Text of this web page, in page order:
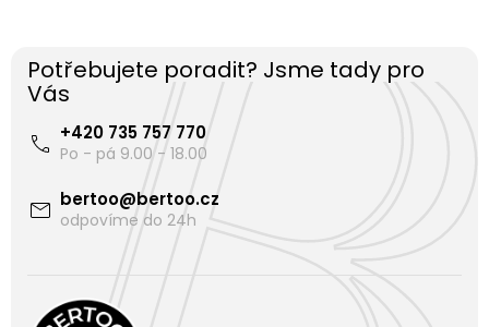
Potřebujete poradit? Jsme tady pro
Vás
bertoo@bertoo.cz
+420 735 757 770